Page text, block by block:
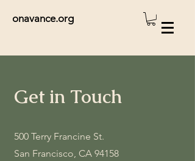
onavance.org
Get in Touch
500 Terry Francine St.
San Francisco, CA 94158